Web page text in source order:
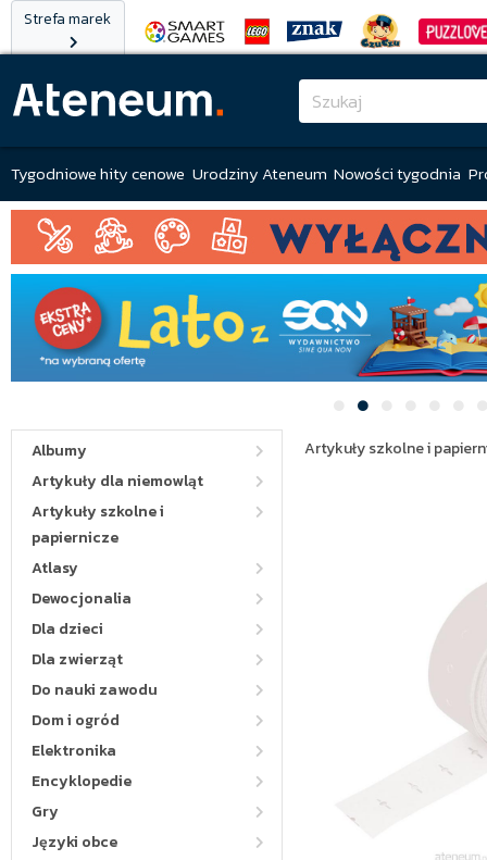
Strefa marek
Tygodniowe hity cenowe Urodziny Ateneum Nowości tygodnia
Albumy
Artykuły dla niemowląt
Artykuły szkolne i
papiernicze
Atlasy
Dewocjonalia
Dla dzieci
Dla zwierząt
Do nauki zawodu
Dom i ogród
Elektronika
Encyklopedie
Gry
Języki obce
Artykuły szkolne i